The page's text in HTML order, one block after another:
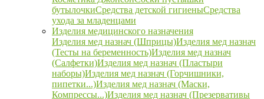
бутылочкиСредства детской гигиеныСредства
ухода за младенцами
Изделия медицинского назначения
Изделия мед назнач (Шприцы)Изделия мед назнач
(Тесты на беременность)Изделия мед назнач
(Салфетки)Изделия мед назнач (Пластыри
наборы)Изделия мед назнач (Горчишники,
пипетки...)Изделия мед назнач (Маски,
Компрессы...)Изделия мед назнач (Презервативы